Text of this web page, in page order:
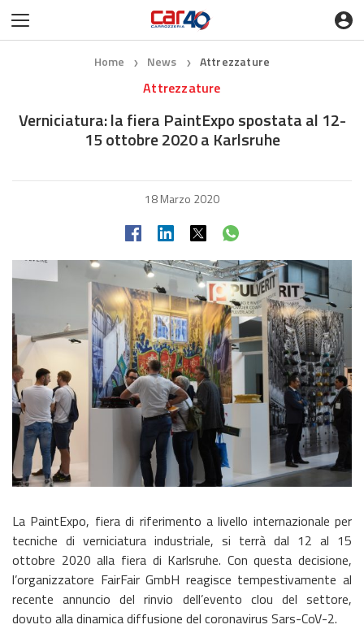
Home ❯ News ❯ Attrezzature
Attrezzature
Verniciatura: la fiera PaintExpo spostata al 12-
15 ottobre 2020 a Karlsruhe
18 Marzo 2020
La PaintExpo, fiera di riferimento a livello internazionale per
tecniche di verniciatura industriale, si terrà dal 12 al 15
ottobre 2020 alla fiera di Karlsruhe. Con questa decisione,
l’organizzatore FairFair GmbH reagisce tempestivamente al
recente annuncio del rinvio dell’evento clou del settore,
dovuto alla dinamica diffusione del coronavirus Sars-CoV-2.